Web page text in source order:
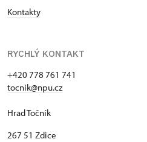
Kontakty
RYCHLÝ KONTAKT
+420 778 761 741
tocnik@npu.cz
Hrad Točník
267 51 Zdice